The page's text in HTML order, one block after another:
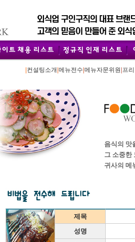
|컨설팅소개 |메뉴전수|메뉴자문위원 |프
음식의 맛
그 소중한
귀사의 메
제목
성명